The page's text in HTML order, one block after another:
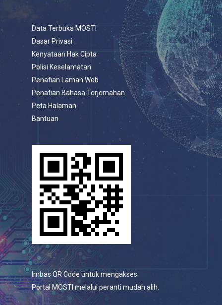
Data Terbuka MOSTI
Dasar Privasi
Kenyataan Hak Cipta
Polisi Keselamatan
Penafian Laman Web
Penafian Bahasa Terjemahan
Peta Halaman
Bantuan
Imbas QR Code untuk mengakses
Portal MOSTI melalui peranti mudah alih.